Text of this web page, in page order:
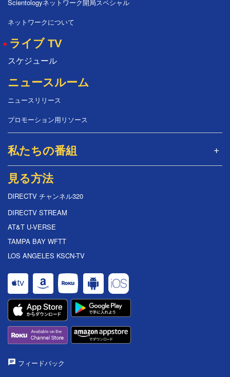
Scientologyネットワーク開局スペシャル
ネットワークについて
ライブ TV
スケジュール
ニュースルーム
ニュースリリース
プロモーション用リソース
私たちの番組
見る方法
DIRECTV チャンネル320
DIRECTV STREAM
AT&T U-VERSE
TAMPA BAY WFTT
LOS ANGELES KSCN-TV
フィードバック